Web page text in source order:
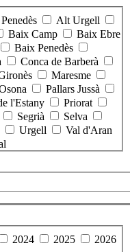
Alt Urgell
Baix Camp
Baix Ebre
Baix Penedès
Conca de Barberà
Maresme
Pallars Jussà
l'Estany
Priorat
Segrià
Selva
Urgell
Val d'Aran
2024 2025
2026